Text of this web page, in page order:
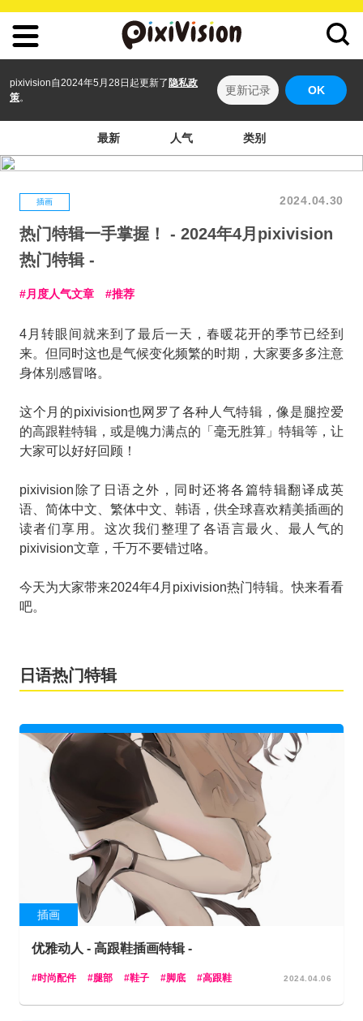
pixivision自2024年5月28日起更新了 隐私政
策。
更新记录 OK
最新 人气 类别
插画 2024.04.30
热门特辑一手掌握！ - 2024年4月pixivision
热门特辑 -
月度人气文章 推荐
4月转眼间就来到了最后一天，春暖花开的季节已经到
来。但同时这也是气候变化频繁的时期，大家要多多注意
身体别感冒咯。
这个月的pixivision也网罗了各种人气特辑，像是腿控爱
的高跟鞋特辑，或是魄力满点的「毫无胜算」特辑等，让
大家可以好好回顾！
pixivision除了日语之外，同时还将各篇特辑翻译成英
语、简体中文、繁体中文、韩语，供全球喜欢精美插画的
读者们享用。这次我们整理了各语言最火、最人气的
pixivision文章，千万不要错过咯。
今天为大家带来2024年4月pixivision热门特辑。快来看看
吧。
日语热门特辑
插画
优雅动人 - 高跟鞋插画特辑 -
时尚配件 腿部 鞋子 脚底 高跟鞋 2024.04.06